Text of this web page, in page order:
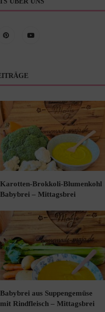
Karotten-Brokkoli-Blumenkohl
Babybrei – Mittagsbrei
Babybrei aus Suppengemüse
mit Rindfleisch – Mittagsbrei